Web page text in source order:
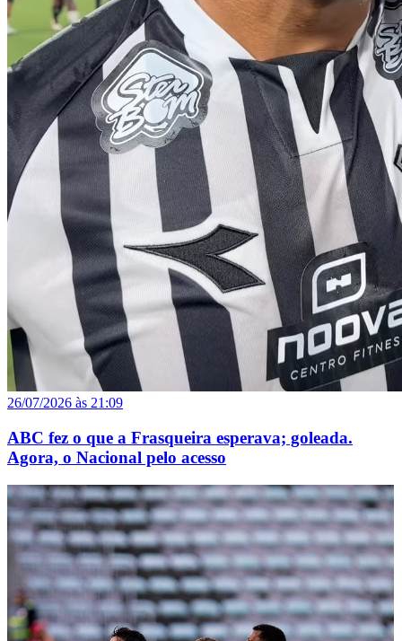
26/07/2026 às 21:09
ABC fez o que a Frasqueira esperava; goleada.
Agora, o Nacional pelo acesso